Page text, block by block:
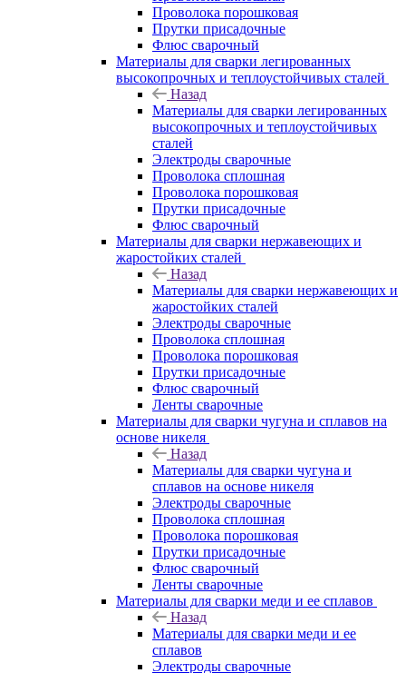
Проволока порошковая
Прутки присадочные
Флюс сварочный
Материалы для сварки легированных
высокопрочных и теплоустойчивых сталей
Назад
Материалы для сварки легированных
высокопрочных и теплоустойчивых
сталей
Электроды сварочные
Проволока сплошная
Проволока порошковая
Прутки присадочные
Флюс сварочный
Материалы для сварки нержавеющих и
жаростойких сталей
Назад
Материалы для сварки нержавеющих и
жаростойких сталей
Электроды сварочные
Проволока сплошная
Проволока порошковая
Прутки присадочные
Флюс сварочный
Ленты сварочные
Материалы для сварки чугуна и сплавов на
основе никеля
Назад
Материалы для сварки чугуна и
сплавов на основе никеля
Электроды сварочные
Проволока сплошная
Проволока порошковая
Прутки присадочные
Флюс сварочный
Ленты сварочные
Материалы для сварки меди и ее сплавов
Назад
Материалы для сварки меди и ее
сплавов
Электроды сварочные